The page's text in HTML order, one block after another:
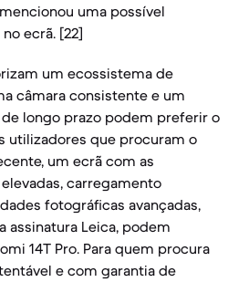
uma possível
ecrã. [22]
um ecossistema de
câmara consistente e um
longo prazo podem preferir o
utilizadores que procuram o
um ecrã com as
carregamento
fotográficas avançadas,
assinatura Leica, podem
14T Pro. Para quem procura
e com garantia de